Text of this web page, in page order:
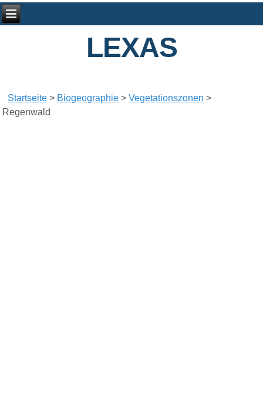
LEXAS
Startseite > Biogeographie >Vegetationszonen >
Regenwald